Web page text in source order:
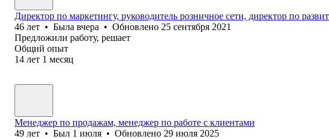
Директор по маркетингу, руководитель розничное сети, директор по
46 лет • Была вчера • Обновлено 25 сентября 2021
Предложили работу, решает
Общий опыт
14 лет 1 месяц
Менеджер по продажам, менеджер по работе с клиентами
49 лет • Был 1 июля • Обновлено 29 июля 2025